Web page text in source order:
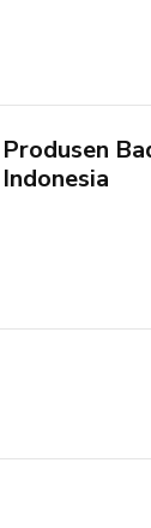
Produsen
Indonesia